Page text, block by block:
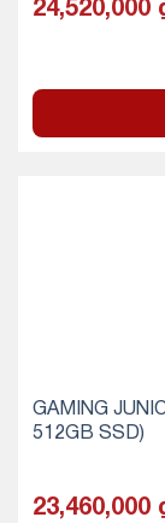
24,520,000
GAMING
512GB SSD)
23,460,000